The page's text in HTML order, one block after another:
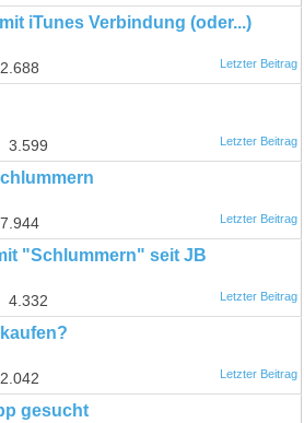
iTunes Verbindung (oder...)
2.688
3.599
7.944
"Schlummern" seit JB
4.332
2.042
gesucht